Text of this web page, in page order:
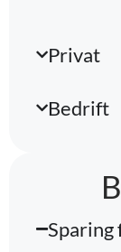
Privat
Bedrift
Sparing